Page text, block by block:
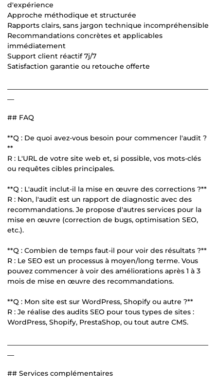
d'expérience
Approche méthodique et structurée
Rapports clairs, sans jargon technique incompréhensible
Recommandations concrètes et applicables
immédiatement
Support client réactif 7j/7
Satisfaction garantie ou retouche offerte
## FAQ
**Q : De quoi avez-vous besoin pour commencer l'audit ?
**
R : L'URL de votre site web et, si possible, vos mots-clés
ou requêtes cibles principales.
**Q : L'audit inclut-il la mise en œuvre des corrections ?**
R : Non, l'audit est un rapport de diagnostic avec des
recommandations. Je propose d'autres services pour la
mise en œuvre (correction de bugs, optimisation SEO,
etc.).
**Q : Combien de temps faut-il pour voir des résultats ?**
R : Le SEO est un processus à moyen/long terme. Vous
pouvez commencer à voir des améliorations après 1 à 3
mois de mise en œuvre des recommandations.
**Q : Mon site est sur WordPress, Shopify ou autre ?**
R : Je réalise des audits SEO pour tous types de sites :
WordPress, Shopify, PrestaShop, ou tout autre CMS.
## Services complémentaires